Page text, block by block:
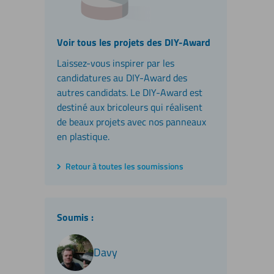
Voir tous les projets des DIY-Award
Laissez-vous inspirer par les
candidatures au DIY-Award des
autres candidats. Le DIY-Award est
destiné aux bricoleurs qui réalisent
de beaux projets avec nos panneaux
en plastique.
Retour à toutes les soumissions
Soumis :
Davy